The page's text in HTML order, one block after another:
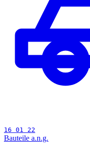
16 01 22
Bauteile a.n.g.